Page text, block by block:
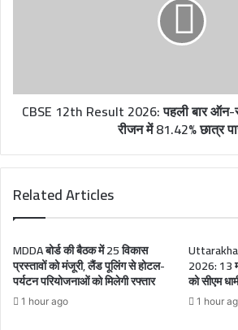
CBSE 12th Result 2026: पहली बार ऑन-
रीजन में 81.42% छात्र
Related Articles
MDDA बोर्ड की बैठक में 25 विकास
प्रस्तावों को मंजूरी, लैंड पूलिंग से होटल-
पर्यटन परियोजनाओं को मिलेगी रफ्तार
1 hour ago
2026: 13
को सीएम
1 hour